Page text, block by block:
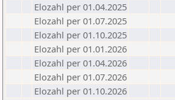
Elozahl per 01.04.2025
Elozahl per 01.07.2025
Elozahl per 01.10.2025
Elozahl per 01.01.2026
Elozahl per 01.04.2026
Elozahl per 01.07.2026
Elozahl per 01.10.2026